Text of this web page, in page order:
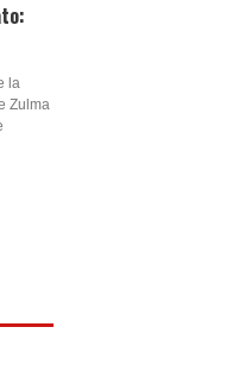
la
Zulma